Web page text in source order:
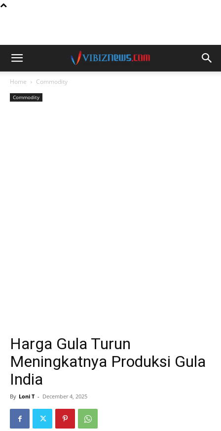
Home Commodity
Commodity
Harga Gula Turun
Meningkatnya Produksi Gula
India
By Loni T - December 4, 2025